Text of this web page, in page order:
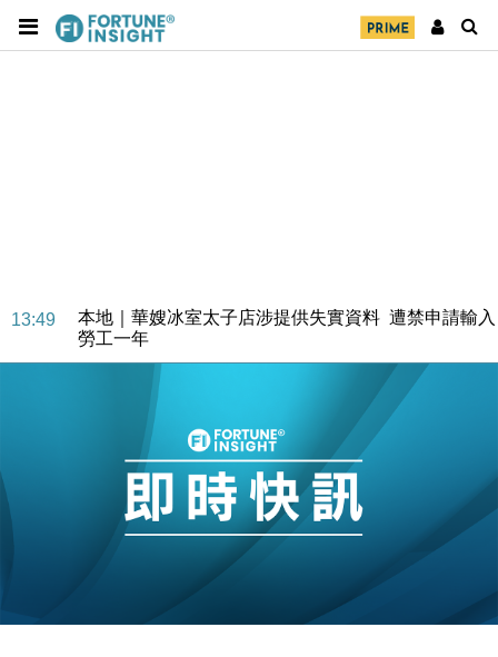
13:49
本地｜華嫂冰室太子店涉提供失實資料 遭禁申請輸入
勞工一年
中國｜強颱風「白海豚」殘渦北上 上海取消逾900班
財經｜華僑銀行上半年淨利創新高 中期息增15%至
財經｜滙豐上調香港今年GDP預測至4.5% 看好貿易
及消費表現
16:47
本地｜假冒內地執法人員要求交「保證金」 43歲女子
財經｜日經失守6.5萬點後回穩 全周仍升近2%